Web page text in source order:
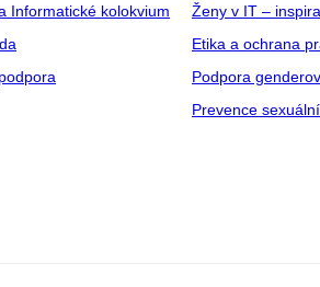
Informatické kolokvium
Ženy v IT –
Etika a ochrana
Podpora
Prevence